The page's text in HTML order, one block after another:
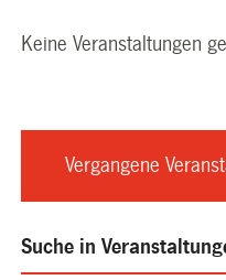
Keine Veranstaltungen
Vergangene
Suche in